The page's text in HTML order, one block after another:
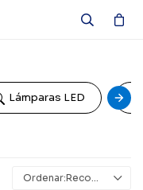
Lámparas LED
Recomendados